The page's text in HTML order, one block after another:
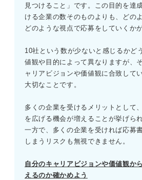
見つけること」です。この目的を達
ける企業の数そのものよりも、どの
どのような視点で応募をしていくか
10社という数が少ないと感じるかど
値観や目的によって異なりますが、
ャリアビジョンや価値観に合致して
大切なことです。
多くの企業を受けるメリットとして
を広げる機会が増えることが挙げら
一方で、多くの企業を受ければ応募
しまうリスクも無視できません。
自分のキャリアビジョンや価値観か
えるのか確かめよう